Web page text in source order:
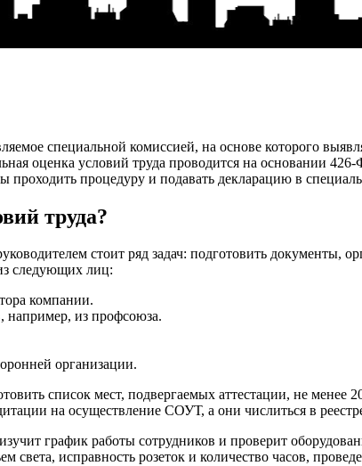
специальной комиссией, на основе которого
оценка условий труда проводится на основании
проходить процедуру и подавать декларацию в
труда?
стоит ряд задач: подготовить документы,
следующих лиц:
компании.
например, из профсоюза.
организации.
список мест, подвергаемых аттестации, не
на осуществление СОУТ, а они числиться в
график работы сотрудников и проверит
исправность розеток и количество часов,